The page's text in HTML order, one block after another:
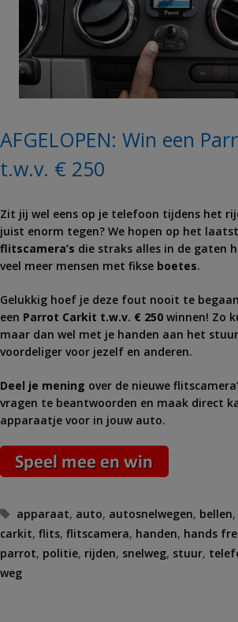
AFGELOPEN: Win een
t.w.v. € 250
Zit jij wel eens op je telefoon tijdens het
juist enorm tegen? We hopen op het
flitscamera’s die straks alles in de gaten
veel meer mensen met fikse boetes.
Gelukkig hoef je deze fout nooit te
een Parrot Carkit t.w.v. € 250 winnen! Zo
maar dan wel met je handen aan het
voordeliger voor jezelf en anderen.
Deel je mening over de nieuwe
vragen te beantwoorden en maak direct
apparaatje voor in jouw auto.
Tags
apparaat, auto, autosnelwegen, bellen,
carkit, flits, flitscamera, handen, hands
parrot, politie, rijden, snelweg, stuur,
weg